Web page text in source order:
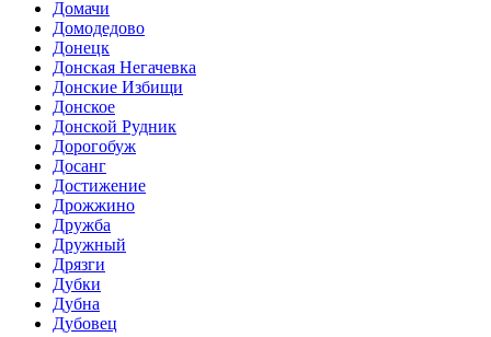
Домачи
Домодедово
Донецк
Донская Негачевка
Донские Избищи
Донское
Донской Рудник
Дорогобуж
Досанг
Достижение
Дрожжино
Дружба
Дружный
Дрязги
Дубки
Дубна
Дубовец